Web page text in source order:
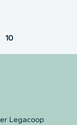
10
Legacoop